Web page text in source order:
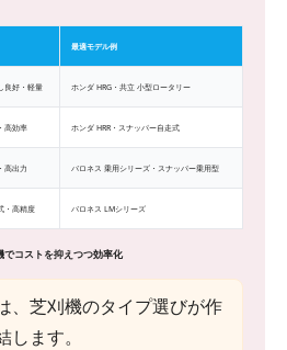
最適モデル例
良好・軽量 ホンダ HRG・共立 小型ロータリー
高効率 ホンダ HRR・スナッパー自走式
高出力 バロネス 乗用シリーズ・スナッパー乗用型
・高精度 バロネス LMシリーズ
コストを抑えつつ効率化
、芝刈機のタイプ選びが作
ます。